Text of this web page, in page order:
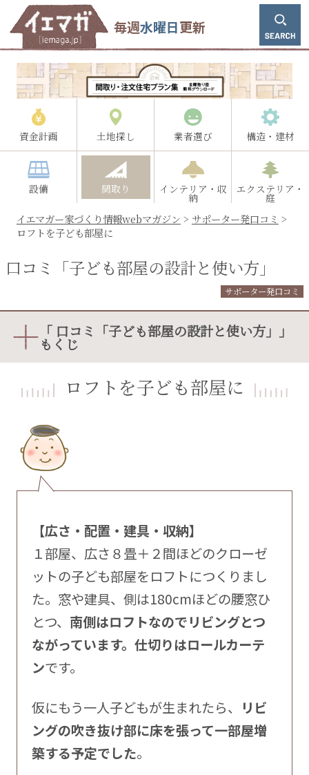
毎週水曜日更新
資金計画 土地探し 業者選び 構造・建材
設備 間取り インテリア・収
納
エクステリア・
庭
イエマガー家づくり情報webマガジン > サポーター発口コミ >
ロフトを子ども部屋に
口コミ「子ども部屋の設計と使い方」
サポーター発口コミ
「 口コミ「子ども部屋の設計と使い方」」
もくじ
ロフトを子ども部屋に
【広さ・配置・建具・収納】
１部屋、広さ８畳＋２間ほどのクローゼ
ットの子ども部屋をロフトにつくりまし
た。窓や建具、側は180cmほどの腰窓ひ
とつ、 南側はロフトなのでリビングとつ
ながっています。仕切りはロールカーテ
ンです。
仮にもう一人子どもが生まれたら、 リビ
ングの吹き抜け部に床を張って一部屋増
築する予定でした。